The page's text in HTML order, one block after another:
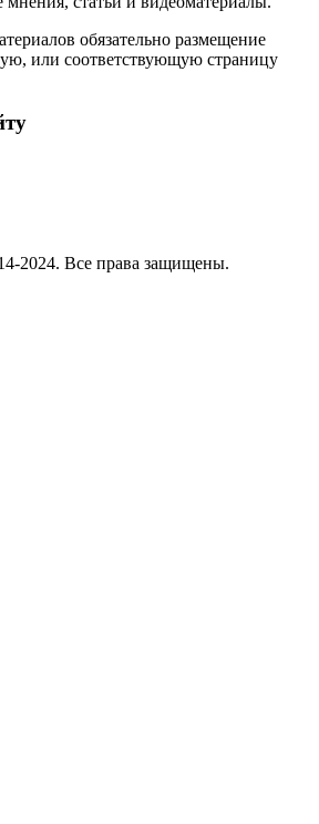
обязательно размещение
или соответствующую страницу
2024. Все права защищены.